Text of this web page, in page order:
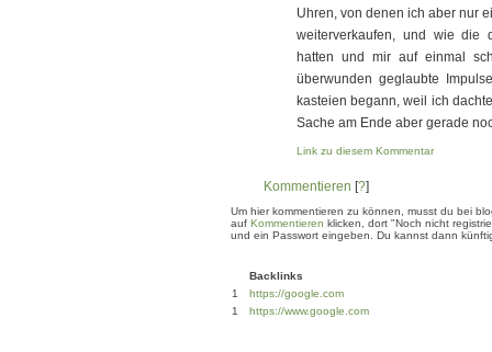
Uhren, von denen ich aber nur
weiterverkaufen, und wie die
hatten und mir auf einmal
überwunden geglaubte
kasteien begann, weil ich
Sache am Ende aber gerade
Link zu diesem Kommentar
Kommentieren [?]
Um hier kommentieren zu können, musst du bei
auf Kommentieren klicken, dort "Noch nicht
und ein Passwort eingeben. Du kannst dann
Backlinks
1
https://google.com
1
https://www.google.com